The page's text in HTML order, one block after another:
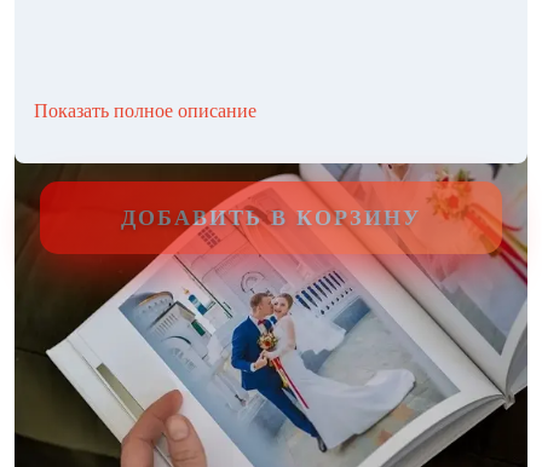
Показать полное описание
ДОБАВИТЬ В КОРЗИНУ
Другие стили фотокниг